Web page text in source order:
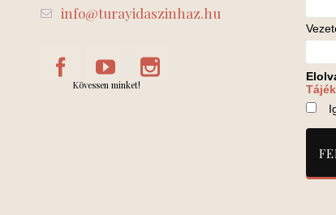
info@turayidaszinhaz.hu
Kövessen minket!